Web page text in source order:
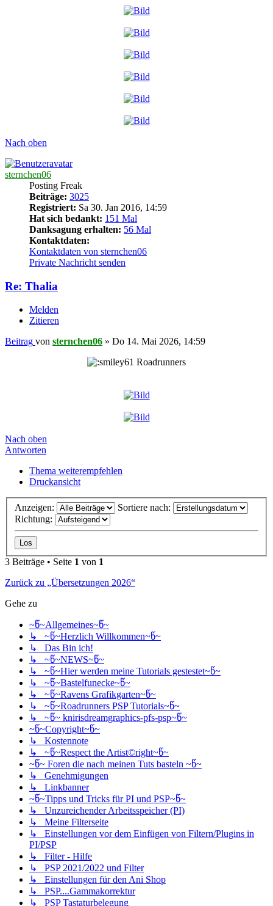
Nach oben
sternchen06
Posting Freak
Beiträge: 3025
Registriert: Sa 30. Jan 2016, 14:59
Hat sich bedankt: 151 Mal
Danksagung erhalten: 56 Mal
Kontaktdaten:
Kontaktdaten von sternchen06
Private Nachricht senden
Re: Thalia
Melden
Zitieren
Beitrag von sternchen06 » Do 14. Mai 2026, 14:59
Roadrunners
Nach oben
Antworten
Thema weiterempfehlen
Druckansicht
Anzeigen:
Sortiere nach:
Richtung:
3 Beiträge • Seite 1 von 1
Zurück zu „Übersetzungen 2026“
Gehe zu
~წ~Allgemeines~წ~
↳ ~წ~Herzlich Willkommen~წ~
↳ Das Bin ich!
↳ ~წ~NEWS~წ~
↳ ~წ~Hier werden meine Tutorials gestestet~წ~
↳ ~წ~Bastelfunecke~წ~
↳ ~წ~Ravens Grafikgarten~წ~
↳ ~წ~Roadrunners PSP Tutorials~წ~
↳ ~წ~ knirisdreamgraphics-pfs-psp~წ~
~წ~Copyright~წ~
↳ Kostennote
↳ ~წ~Respect the Artist©right~წ~
~წ~ Foren die nach meinen Tuts basteln ~წ~
↳ Genehmigungen
↳ Linkbanner
~წ~Tipps und Tricks für PI und PSP~წ~
↳ Unzureichender Arbeitsspeicher (PI)
↳ Meine Filterseite
↳ Einstellungen vor dem Einfügen von Filtern/Plugins in
PI/PSP
↳ Filter - Hilfe
↳ PSP 2021/2022 und Filter
↳ Einstellungen für den Ani Shop
↳ PSP....Gammakorrektur
↳ PSP Tastaturbelegung